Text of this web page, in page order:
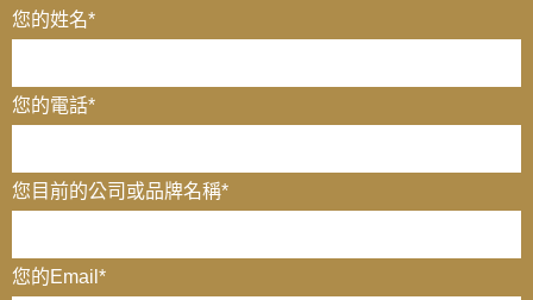
您的姓名*
您的電話*
您目前的公司或品牌名稱*
您的Email *